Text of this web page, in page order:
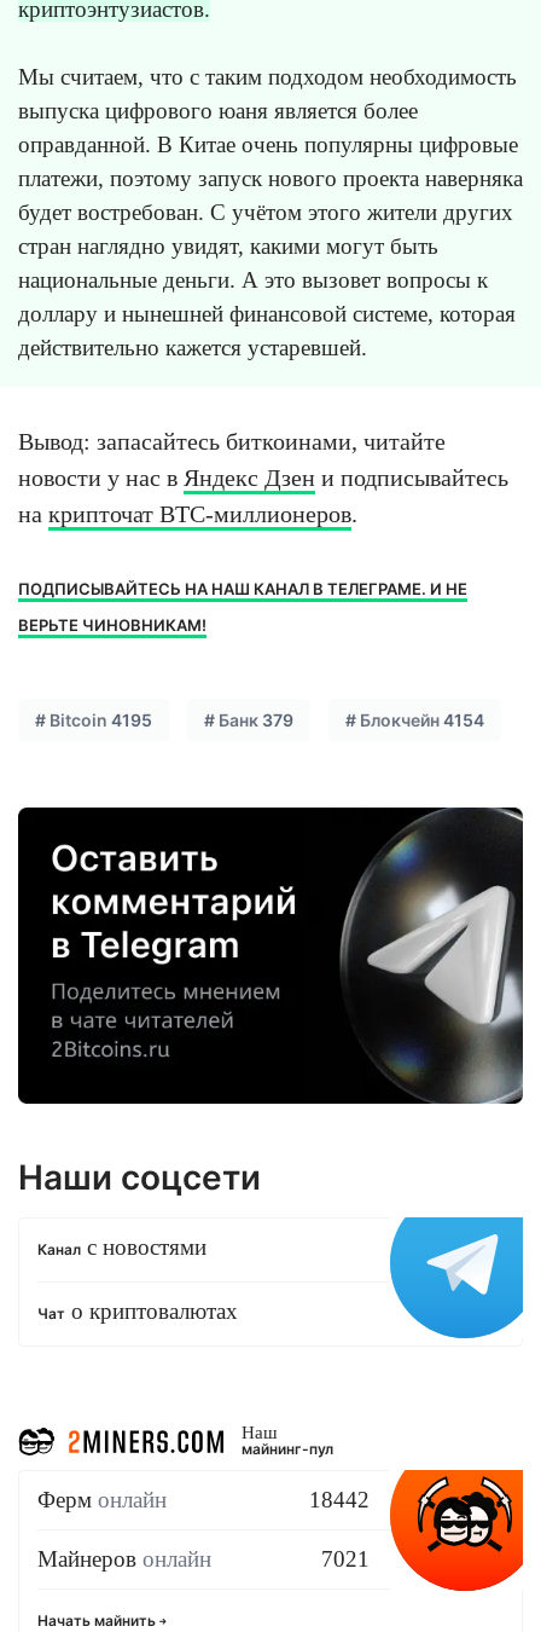
криптоэнтузиастов.
Мы считаем, что с таким подходом необходимость
выпуска цифрового юаня является более
оправданной. В Китае очень популярны цифровые
платежи, поэтому запуск нового проекта наверняка
будет востребован. С учётом этого жители других
стран наглядно увидят, какими могут быть
национальные деньги. А это вызовет вопросы к
доллару и нынешней финансовой системе, которая
действительно кажется устаревшей.
Вывод: запасайтесь биткоинами, читайте
новости у нас в Яндекс Дзен и подписывайтесь
на крипточат BTC-миллионеров.
ПОДПИСЫВАЙТЕСЬ НА НАШ КАНАЛ В ТЕЛЕГРАМЕ. И НЕ
ВЕРЬТЕ ЧИНОВНИКАМ!
# Bitcoin 4195 # Банк 379 # Блокчейн4154
Наши соцсети
Канал с новостями
Чат о криптовалютах
Наш
майнинг-пул
Ферм онлайн 18442
Майнеров онлайн 7021
Начать майнить